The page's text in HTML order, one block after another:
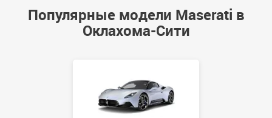
Популярные модели Maserati в
Оклахома-Сити